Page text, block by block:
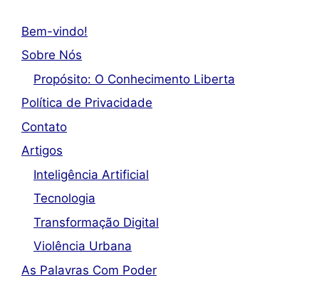
Bem-vindo!
Sobre Nós
Propósito: O Conhecimento Liberta
Política de Privacidade
Contato
Artigos
Inteligência Artificial
Tecnologia
Transformação Digital
Violência Urbana
As Palavras Com Poder